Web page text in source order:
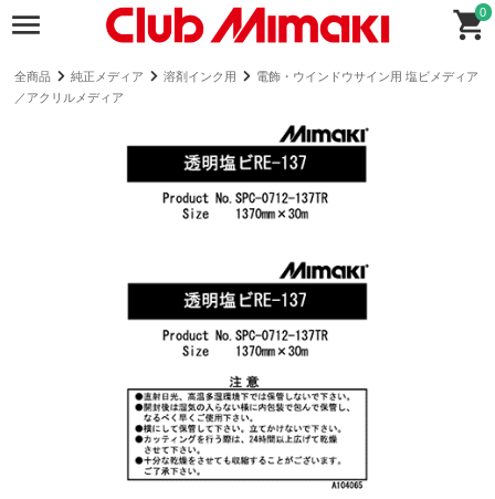
0
全商品 純正メディア 溶剤インク用
電飾・ウインドウサイン用 塩ビメディア
／アクリルメディア